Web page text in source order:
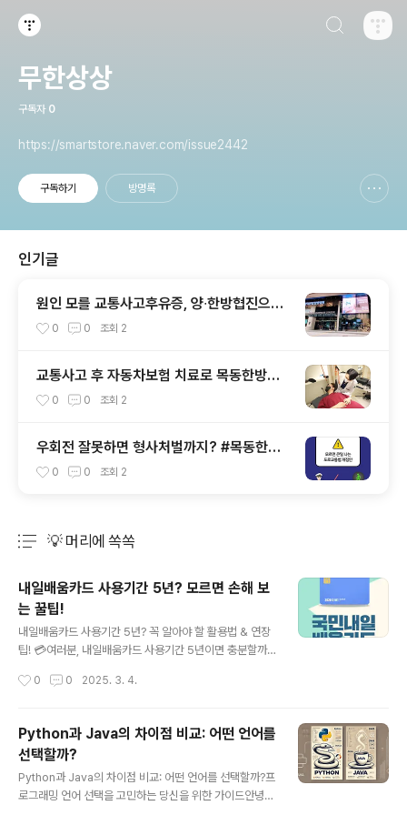
무한상상
구독자 0
https://smartstore.naver.com/issue2442
구독하기 방명록
인기글
원인 모를 교통사고후유증, 양∙한방협진으로
잡는다 #강남교통사고 # 강남한방병원 #서
0 0 조회 2
교통사고 후 자동차보험 치료로 목동한방병
원에 입원을 해보려고 합니다. [바른지성한방
0 0 조회 2
우회전 잘못하면 형사처벌까지? #목동한방
병원 #바른지성한방병원 #교통사고입원
0 0 조회 2
💡 머리에 쏙쏙
내일배움카드 사용기간 5년? 모르면 손해 보
는 꿀팁!
내일배움카드 사용기간 5년? 꼭 알아야 할 활용법 & 연장
팁! 💳여러분, 내일배움카드 사용기간 5년이면 충분할까
끝나서 낭패 본 사람, 한둘이 아닙니다. 오늘은 내일배움카
년까지 가능할까?✅ 기본 사용기간: 발급일로부터 5년✅
훈련과정 수강 가능 기간: 계좌 발급 후 승인된 과정 등록
후 수강 가능✅ 지원 한도: 1인당 최대 500만 원 (개인별
차등 지급)내일배움카드, 혹시 연장도 가능할까? 🤔"내일
0 0 2025. 3. 4.
Python과 Java의 차이점 비교: 어떤 언어를
선택할까?
Python과 Java의 차이점 비교: 어떤 언어를 선택할까?프
로그래밍 언어 선택을 고민하는 당신을 위한 가이드안녕하